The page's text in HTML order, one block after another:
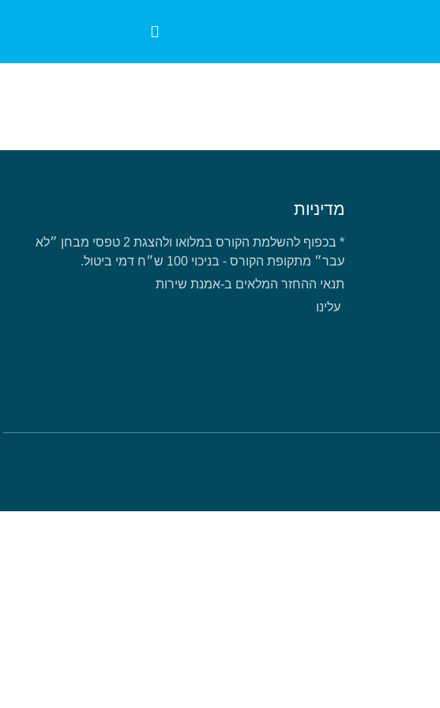
מדיניות
* בכפוף להשלמת הקורס במלואו ולהצגת 2 טפסי מבחן ״לא
עבר״ מתקופת הקורס - בניכוי 100 ש״ח דמי ביטול.
תנאי ההחזר המלאים ב-אמנת שירות
עלינו